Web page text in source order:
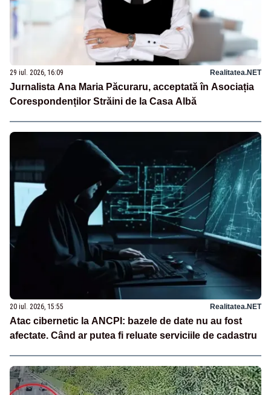
29 iul. 2026, 16:09 Realitatea.NET
Jurnalista Ana Maria Păcuraru, acceptată în Asociația
Corespondenților Străini de la Casa Albă
20 iul. 2026, 15:55 Realitatea.NET
Atac cibernetic la ANCPI: bazele de date nu au fost
afectate. Când ar putea fi reluate serviciile de cadastru